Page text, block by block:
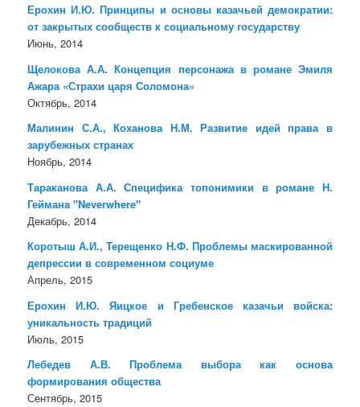
Ерохин И.Ю. Принципы и основы казачьей демократии:
от закрытых сообществ к социальному государству
Июнь, 2014
Щелокова А.А. Концепция персонажа в романе Эмиля
Ажара «Страхи царя Соломона»
Октябрь, 2014
Малинин С.А., Коханова Н.М. Развитие идей права в
зарубежных странах
Ноябрь, 2014
Тараканова А.А. Специфика топонимики в романе Н.
Геймана "Neverwhere"
Декабрь, 2014
Коротыш А.И., Терещенко Н.Ф. Проблемы маскированной
депрессии в современном социуме
Апрель, 2015
Ерохин И.Ю. Яицкое и Гребенское казачьи войска:
уникальность традиций
Июль, 2015
Лебедев А.В. Проблема выбора как основа
формирования общества
Сентябрь, 2015